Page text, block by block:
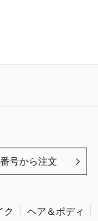
号から注文
ク ヘア＆ボディ